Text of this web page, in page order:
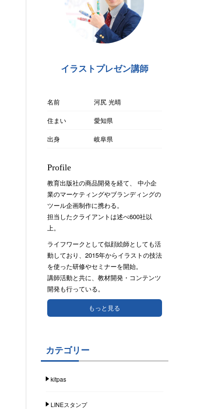
イラストプレゼン講師
名前
河尻 光晴
住まい
愛知県
出身
岐阜県
Profile
教育出版社の商品開発を経て、 中小企
業のマーケティングやブランディングの
ツール企画制作に携わる。
担当したクライアントは述べ600社以
上。
ライフワークとして似顔絵師としても活
動しており、2015年からイラストの技法
を使った研修やセミナーを開始。
講師活動と共に、教材開発・コンテンツ
開発も行っている。
もっと見る
カテゴリー
kitpas
LINEスタンプ